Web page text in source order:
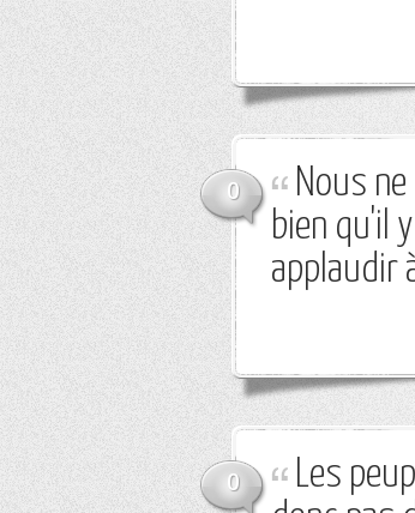
0
Nous
bien qu'il
applaudir
0
Les